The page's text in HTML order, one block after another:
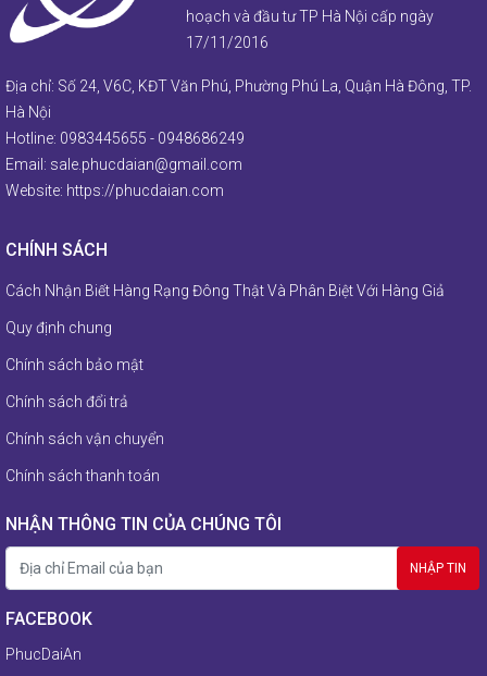
hoạch và đầu tư TP Hà Nội cấp ngày
17/11/2016
Địa chỉ: Số 24, V6C, KĐT Văn Phú, Phường Phú La, Quận Hà Đông, TP.
Hà Nội
Hotline: 0983445655 - 0948686249
Email: sale.phucdaian@gmail.com
Website: https://phucdaian.com
CHÍNH SÁCH
Cách Nhận Biết Hàng Rạng Đông Thật Và Phân Biệt Với Hàng Giả
Quy định chung
Chính sách bảo mật
Chính sách đổi trả
Chính sách vận chuyển
Chính sách thanh toán
NHẬN THÔNG TIN CỦA CHÚNG TÔI
FACEBOOK
PhucDaiAn